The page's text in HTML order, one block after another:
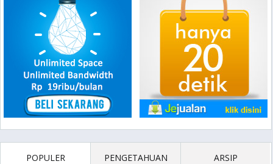
POPULER PENGETAHUAN ARSIP